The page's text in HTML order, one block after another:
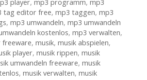
player, mp3 programm, mp3
tag editor free, mp3 taggen, mp3
, mp3 umwandeln, mp3 umwandeln
kostenlos, mp3 verwalten,
freeware, musik, musik abspielen,
player, musik rippen, musik
umwandeln freeware, musik
, musik verwalten, musik